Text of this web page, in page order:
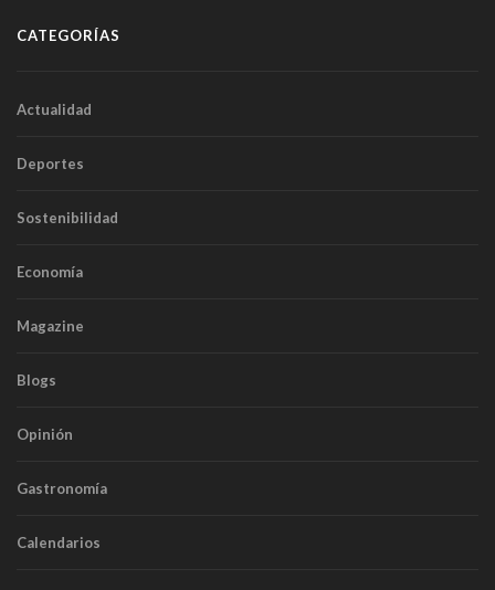
CATEGORÍAS
Actualidad
Deportes
Sostenibilidad
Economía
Magazine
Blogs
Opinión
Gastronomía
Calendarios